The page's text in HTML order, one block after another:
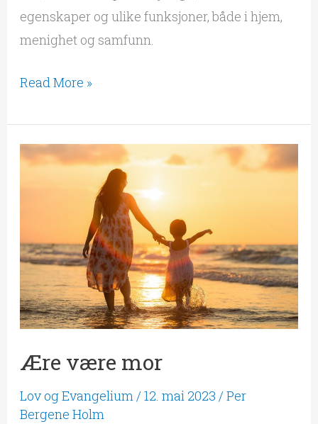
egenskaper og ulike funksjoner, både i hjem,
menighet og samfunn.
Read More »
Ære være mor
Lov og Evangelium/12. mai 2023 /Per
Bergene Holm
Ære